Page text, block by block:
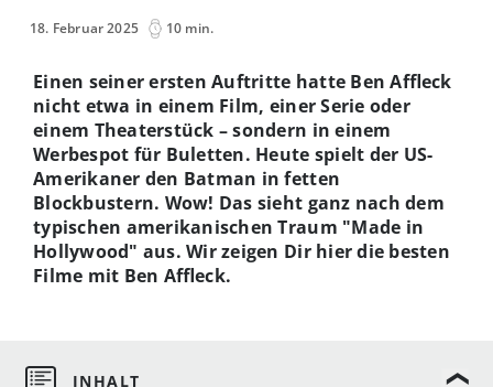
18. Februar 2025 10 min.
Einen seiner ersten Auftritte hatte Ben Affleck
nicht etwa in einem Film, einer Serie oder
einem Theaterstück – sondern in einem
Werbespot für Buletten. Heute spielt der US-
Amerikaner den Batman in fetten
Blockbustern. Wow! Das sieht ganz nach dem
typischen amerikanischen Traum "Made in
Hollywood" aus. Wir zeigen Dir hier die besten
Filme mit Ben Affleck.